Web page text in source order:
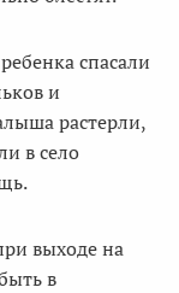
спасали
и
растерли,
в село
выходе на
в